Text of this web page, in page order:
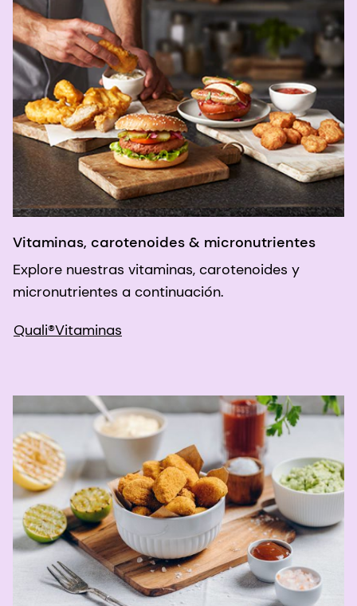
Vitaminas, carotenoides & micronutrientes
Explore nuestras vitaminas, carotenoides y
micronutrientes a continuación.
Quali®Vitaminas